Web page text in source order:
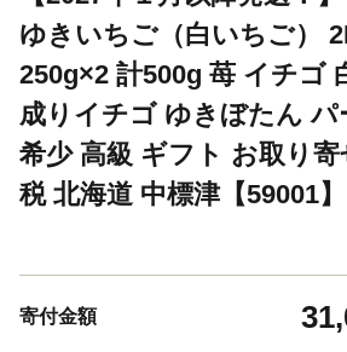
ゆきいちご（白いちご）
250g×2 計500g 苺 イチゴ
成りイチゴ ゆきぼたん パ
希少 高級 ギフト お取り
税 北海道 中標津【59001】
寄付金額